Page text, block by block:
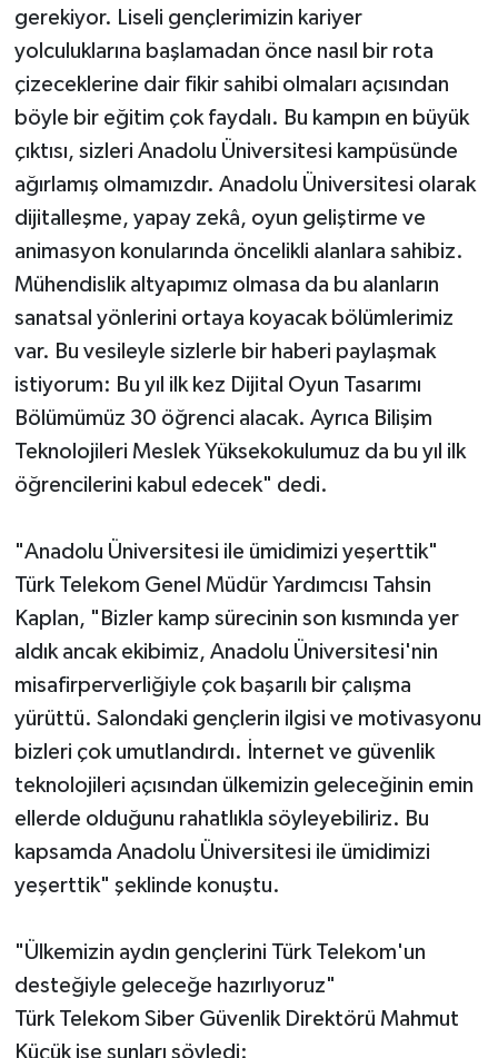
gerekiyor. Liseli gençlerimizin kariyer
yolculuklarına başlamadan önce nasıl bir rota
çizeceklerine dair fikir sahibi olmaları açısından
böyle bir eğitim çok faydalı. Bu kampın en büyük
çıktısı, sizleri Anadolu Üniversitesi kampüsünde
ağırlamış olmamızdır. Anadolu Üniversitesi olarak
dijitalleşme, yapay zekâ, oyun geliştirme ve
animasyon konularında öncelikli alanlara sahibiz.
Mühendislik altyapımız olmasa da bu alanların
sanatsal yönlerini ortaya koyacak bölümlerimiz
var. Bu vesileyle sizlerle bir haberi paylaşmak
istiyorum: Bu yıl ilk kez Dijital Oyun Tasarımı
Bölümümüz 30 öğrenci alacak. Ayrıca Bilişim
Teknolojileri Meslek Yüksekokulumuz da bu yıl ilk
öğrencilerini kabul edecek" dedi.
"Anadolu Üniversitesi ile ümidimizi yeşerttik"
Türk Telekom Genel Müdür Yardımcısı Tahsin
Kaplan, "Bizler kamp sürecinin son kısmında yer
aldık ancak ekibimiz, Anadolu Üniversitesi'nin
misafirperverliğiyle çok başarılı bir çalışma
yürüttü. Salondaki gençlerin ilgisi ve motivasyonu
bizleri çok umutlandırdı. İnternet ve güvenlik
teknolojileri açısından ülkemizin geleceğinin emin
ellerde olduğunu rahatlıkla söyleyebiliriz. Bu
kapsamda Anadolu Üniversitesi ile ümidimizi
yeşerttik" şeklinde konuştu.
"Ülkemizin aydın gençlerini Türk Telekom'un
desteğiyle geleceğe hazırlıyoruz"
Türk Telekom Siber Güvenlik Direktörü Mahmut
Küçük ise şunları söyledi: